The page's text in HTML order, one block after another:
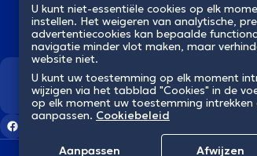
Namen
Leuven
Mons
Aalst
Wij
U kunt niet-essentiële cookies op elk
instellen. Het weigeren van analytische,
advertentiecookies kan bepaalde
navigatie minder vlot maken, maar
website niet.
U kunt uw toestemming op elk moment
wijzigen via het tabblad "Cookies" in de
op elk moment uw toestemming intrekken
aanpassen. Cookiebeleid
Aanpassen Afwijzen